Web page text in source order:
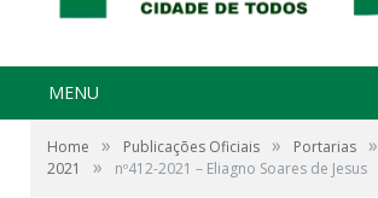
MENU
Home » Publicações Oficiais » Portarias »
2021
» nº412-2021 – Eliagno Soares de Jesus